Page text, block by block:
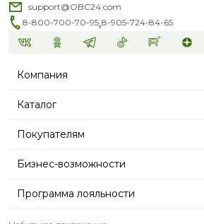
support@OBC24.com
8-800-700-70-95,8-905-724-84-65
Компания
Каталог
Покупателям
Бизнес-возможности
Программа лояльности